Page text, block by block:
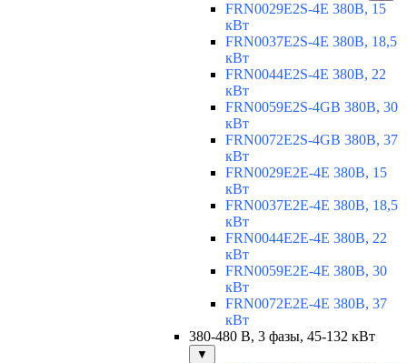
FRN0029E2S-4E 380В, 15
кВт
FRN0037E2S-4E 380В, 18,5
кВт
FRN0044E2S-4E 380В, 22
кВт
FRN0059E2S-4GB 380В, 30
кВт
FRN0072E2S-4GB 380В, 37
кВт
FRN0029E2E-4E 380В, 15
кВт
FRN0037E2E-4E 380В, 18,5
кВт
FRN0044E2E-4E 380В, 22
кВт
FRN0059E2E-4E 380В, 30
кВт
FRN0072E2E-4E 380В, 37
кВт
380-480 В, 3 фазы, 45-132 кВт
▼